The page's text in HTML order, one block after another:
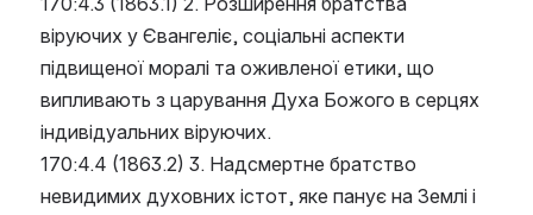
віруючих у Євангеліє, соціальні аспекти
підвищеної моралі та оживленої етики, що
випливають з царування Духа Божого в серцях
індивідуальних віруючих.
170:4.4 (1863.2) 3. Надсмертне братство
невидимих духовних істот, яке панує на Землі і